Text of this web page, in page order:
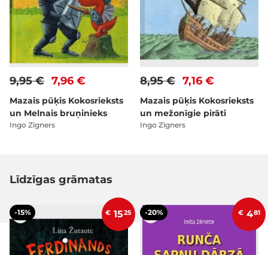
7,96 €
9,95 €
Mazais pūķis Kokosrieksts
un Melnais bruņinieks
Ingo Zīgners
7,16 €
8,95 €
Mazais pūķis Kokosrieksts
un mežonīgie pirāti
Ingo Zīgners
Līdzīgas grāmatas
-15% € 1525 -20% € 481